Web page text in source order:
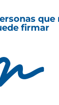
que
firmar